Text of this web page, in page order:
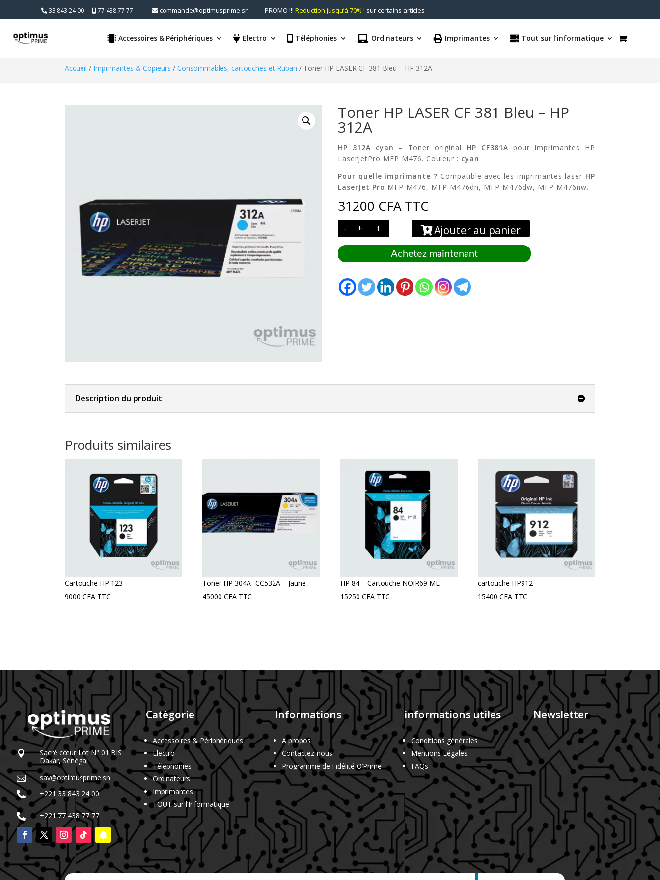
33 843 24 00 77 438 77 77 commande@optimusprime.sn PROMO !!! Reduction jusqu’à 70% ! sur certains articles
Accessoires & Périphériques Electro Téléphonies Ordinateurs Imprimantes Tout sur l’informatique
Accueil / Imprimantes & Copieurs / Consommables, cartouches et Ruban / Toner HP LASER CF 381 Bleu – HP 312A
Toner HP LASER CF 381 Bleu – HP
312A
HP 312A cyan – Toner original HP CF381A pour imprimantes HP
LaserJetPro MFP M476. Couleur : cyan.
Pour quelle imprimante ? Compatible avec les imprimantes laser HP
LaserJet Pro MFP M476, MFP M476dn, MFP M476dw, MFP M476nw.
31200 CFA TTC
-
quantité
Toner
HP
381
-
HP
312A
+ Ajouter au panier
Achetez maintenant
Description du produit
Produits similaires
Cartouche HP 123
9000 CFA TTC
Toner HP 304A -CC532A – Jaune
45000CFA TTC
HP 84 – Cartouche NOIR69 ML
15250 CFA TTC
cartouche HP912
15400 CFA TTC

Sacré cœur Lot N° 01 BIS
Dakar, Sénégal
 sav@optimusprime.sn
 +221 33 843 24 00
 +221 77 438 77 77
Catégorie
Accessoires & Périphériques
Electro
Téléphonies
Ordinateurs
Imprimantes
TOUT sur l’Informatique
Informations
A propos
Contactez-nous
Programme de Fidélité O’Prime
informations utiles
Conditions générales
Mentions Légales
FAQs
Newsletter